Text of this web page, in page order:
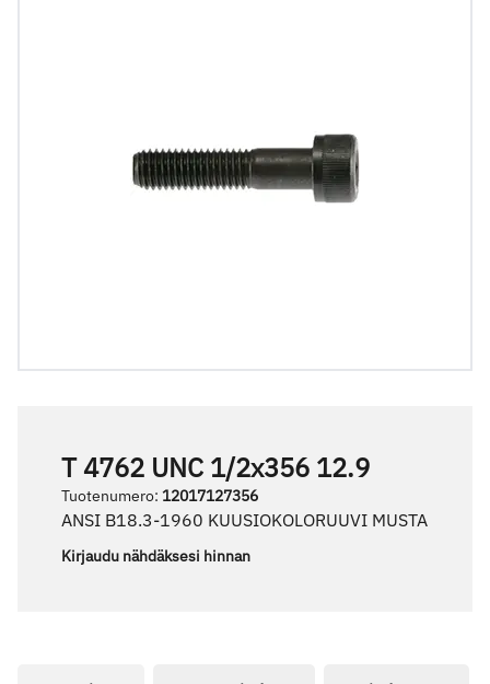
T 4762 UNC 1/2x356 12.9
Tuotenumero: 12017127356
ANSI B18.3-1960 KUUSIOKOLORUUVI MUSTA
Kirjaudu nähdäksesi hinnan